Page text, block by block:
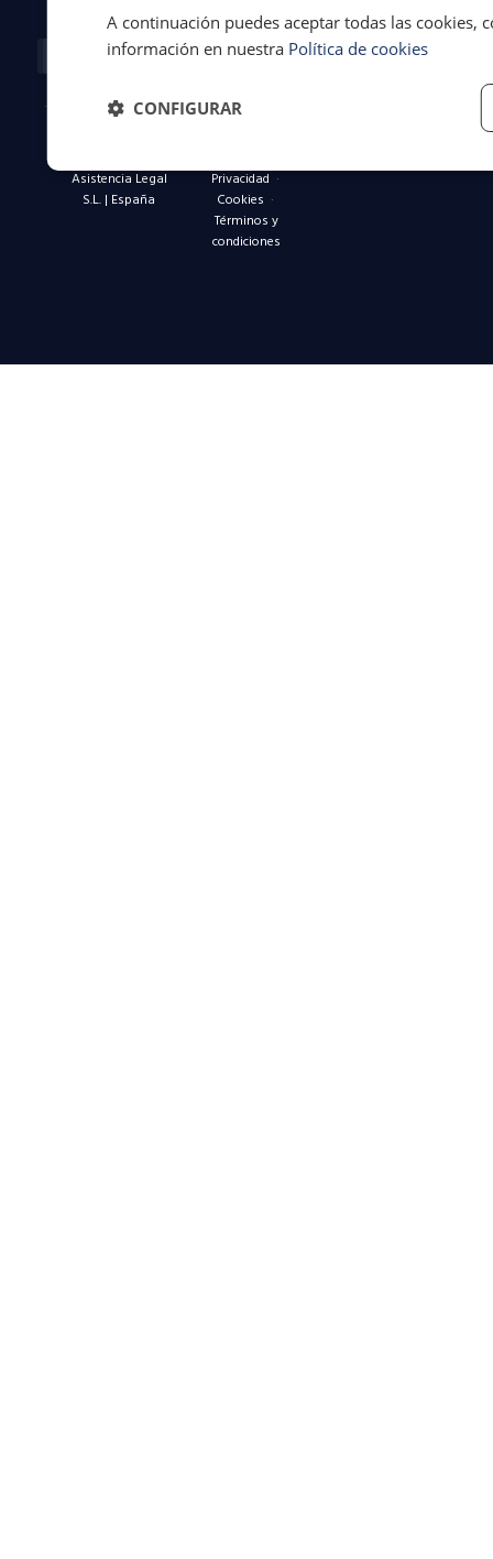
Facebook-
twitter
Instagram
Linkedin-
Youtube
Asistencia Legal
S.L. | España
Privacidad ·
Cookies ·
Términos y
condiciones
A continuación puedes aceptar todas las cookies,
información en nuestra Política de cookies
CONFIGURAR